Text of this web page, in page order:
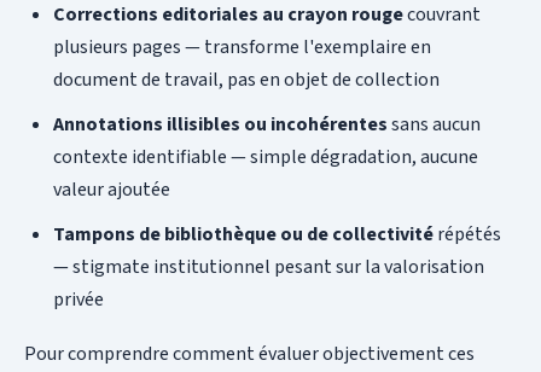
Corrections editoriales au crayon rougecouvrant
plusieurs pages — transforme l'exemplaire en
document de travail, pas en objet de collection
Annotations illisibles ou incohérentessans aucun
contexte identifiable — simple dégradation, aucune
valeur ajoutée
Tampons de bibliothèque ou de collectivitérépétés
— stigmate institutionnel pesant sur la valorisation
privée
Pour comprendre comment évaluer objectivement ces